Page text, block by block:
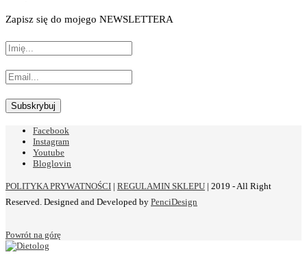
Zapisz się do mojego NEWSLETTERA
Facebook
Instagram
Youtube
Bloglovin
POLITYKA PRYWATNOŚCI | REGULAMIN SKLEPU | 2019 - All Right
Reserved. Designed and Developed by PenciDesign
Powrót na górę